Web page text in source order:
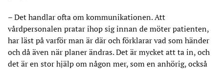
– Det handlar ofta om kommunikationen. Att
vårdpersonalen pratar ihop sig innan de möter patienten,
har läst på varför man är där och förklarar vad som händer
och då även när planer ändras. Det är mycket att ta in, och
det är en stor hjälp om någon mer, som en anhörig, också